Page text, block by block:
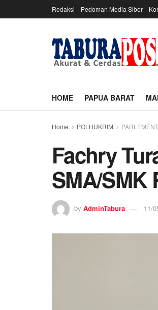
Redaksi Pedoman Media Siber
HOME PAPUA BARAT
Home POLHUKRIM
Fachry
SMA/SMK
by AdminTabura 11/